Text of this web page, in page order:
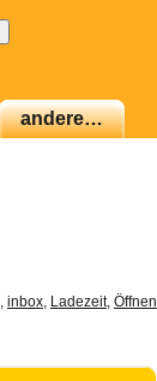
andere…
inbox, Ladezeit, Öffnen